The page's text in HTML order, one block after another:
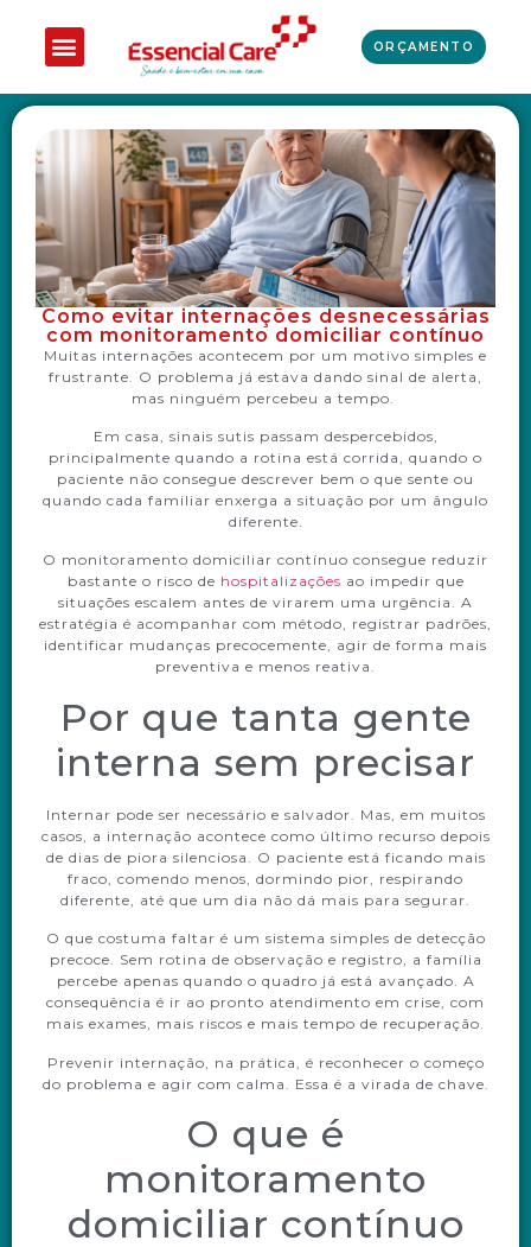
ORÇAMENTO
Como evitar internações desnecessárias
com monitoramento domiciliar contínuo
Muitas internações acontecem por um motivo simples e
frustrante. O problema já estava dando sinal de alerta,
mas ninguém percebeu a tempo.
Em casa, sinais sutis passam despercebidos,
principalmente quando a rotina está corrida, quando o
paciente não consegue descrever bem o que sente ou
quando cada familiar enxerga a situação por um ângulo
diferente.
O monitoramento domiciliar contínuo consegue reduzir
bastante o risco de hospitalizações ao impedir que
situações escalem antes de virarem uma urgência. A
estratégia é acompanhar com método, registrar padrões,
identificar mudanças precocemente, agir de forma mais
preventiva e menos reativa.
Por que tanta gente
interna sem precisar
Internar pode ser necessário e salvador. Mas, em muitos
casos, a internação acontece como último recurso depois
de dias de piora silenciosa. O paciente está ficando mais
fraco, comendo menos, dormindo pior, respirando
diferente, até que um dia não dá mais para segurar.
O que costuma faltar é um sistema simples de detecção
precoce. Sem rotina de observação e registro, a família
percebe apenas quando o quadro já está avançado. A
consequência é ir ao pronto atendimento em crise, com
mais exames, mais riscos e mais tempo de recuperação.
Prevenir internação, na prática, é reconhecer o começo
do problema e agir com calma. Essa é a virada de chave.
O que é
monitoramento
domiciliar contínuo